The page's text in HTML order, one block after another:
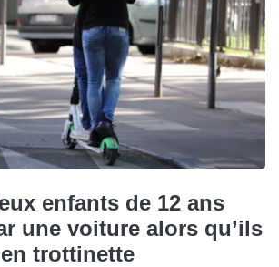
enfants de 12 ans
une voiture alors qu’ils
trottinette